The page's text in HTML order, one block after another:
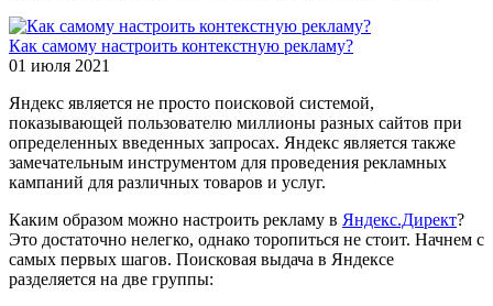
Как самому настроить контекстную рекламу?
01 июля 2021
Яндекс является не просто поисковой системой,
показывающей пользователю миллионы разных сайтов при
определенных введенных запросах. Яндекс является также
замечательным инструментом для проведения рекламных
кампаний для различных товаров и услуг.
Каким образом можно настроить рекламу в Яндекс.Директ?
Это достаточно нелегко, однако торопиться не стоит. Начнем с
самых первых шагов. Поисковая выдача в Яндексе
разделяется на две группы: